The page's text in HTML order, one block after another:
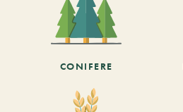
CONIFERE